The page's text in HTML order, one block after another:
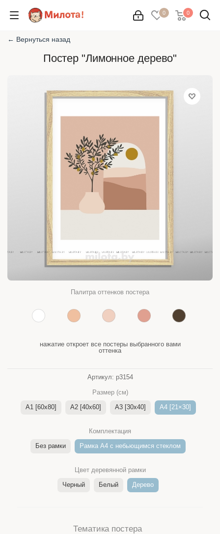
0 0
← Вернуться назад
Постер "Лимонное дерево"
Палитра оттенков постера
нажатие откроет все постеры выбранного вами
оттенка
Артикул: p3154
Размер (см)
A1 [60x80]
A2 [40x60] A3 [30x40] A4 [21×30]
Комплектация
Без рамки
Рамка A4 c небьющимся стеклом
Цвет деревянной рамки
Черный
Белый Дерево
Тематика постера